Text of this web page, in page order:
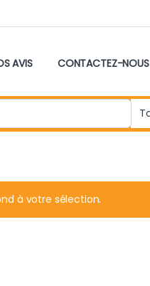
AVIS CONTACTEZ-NOUS
à votre sélection.